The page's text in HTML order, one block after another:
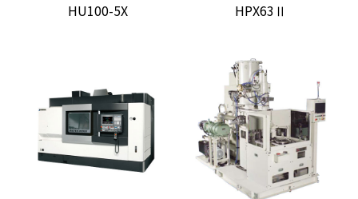
HU100-5X
HPX63Ⅱ